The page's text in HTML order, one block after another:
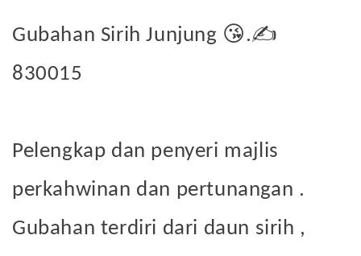
Gubahan Sirih Junjung 😘.✍
830015
Pelengkap dan penyeri majlis
perkahwinan dan pertunangan .
Gubahan terdiri dari daun sirih ,